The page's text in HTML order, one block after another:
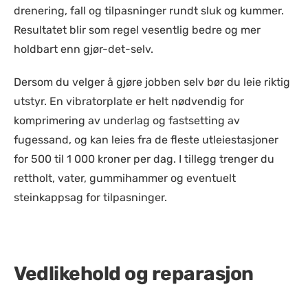
drenering, fall og tilpasninger rundt sluk og kummer.
Resultatet blir som regel vesentlig bedre og mer
holdbart enn gjør-det-selv.
Dersom du velger å gjøre jobben selv bør du leie riktig
utstyr. En vibratorplate er helt nødvendig for
komprimering av underlag og fastsetting av
fugessand, og kan leies fra de fleste utleiestasjoner
for 500 til 1 000 kroner per dag. I tillegg trenger du
rettholt, vater, gummihammer og eventuelt
steinkappsag for tilpasninger.
Vedlikehold og reparasjon